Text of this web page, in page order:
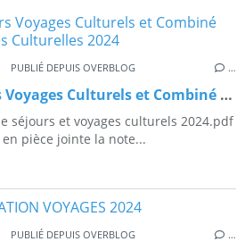
PUBLIÉ DEPUIS OVERBLOG …
Programmes Séjours Voyages Culturels et Combiné Randonnées / Activités Culturelles 2024
séjours et voyages culturels 2024.pdf
pièce jointe la note...
PUBLIÉ DEPUIS OVERBLOG …